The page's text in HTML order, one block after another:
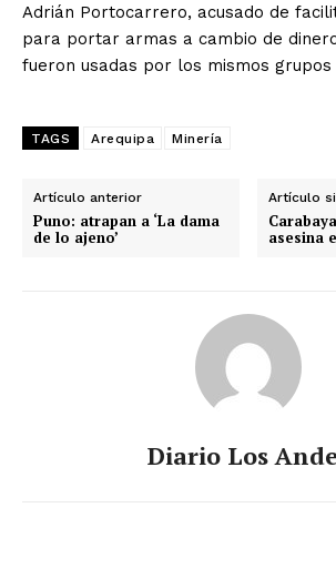
Adrián Portocarrero, acusado de
para portar armas a cambio de
fueron usadas por los mismos grupos
TAGS Arequipa Minería
Artículo anterior
Puno: atrapan a ‘La dama
de lo ajeno’
Artículo
asesina
Diario Los